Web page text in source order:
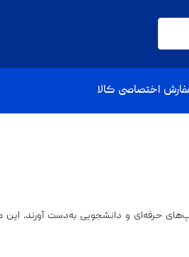
اختصاصی کالا
حرفه‌ای و دانشجویی به‌دست آورند. این